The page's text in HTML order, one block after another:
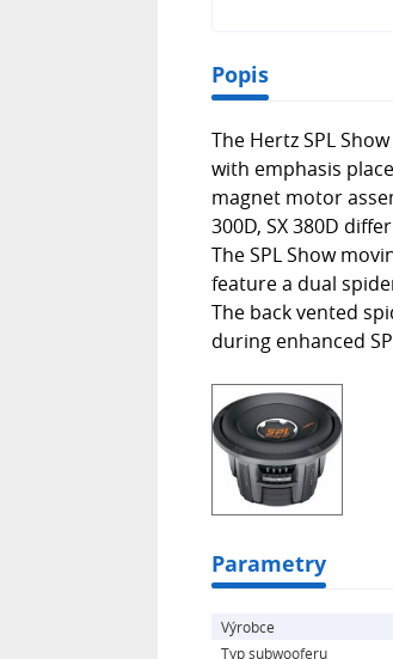
Popis
The Hertz SPL
with emphasis
magnet motor
300D, SX 380D
The SPL Show
feature a dual
The back vented
during enhanced
Parametry
Výrobce
Typ subwooferu